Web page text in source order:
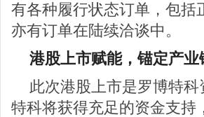
有各种履行状态订单，包括
亦有订单在陆续洽谈中。
港股上市赋能，锚定产
此次港股上市是罗博特
特科将获得充足的资金支持